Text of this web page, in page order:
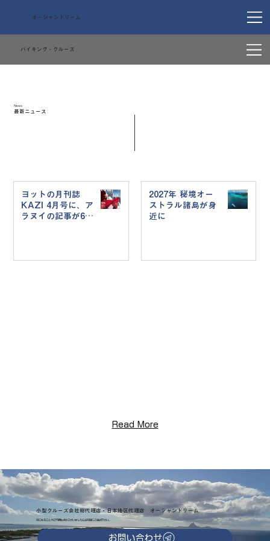
オーシャンドリーム
バイキング・クルーズ
News
最新ニュース
ヨットの月刊誌
KAZI 4月号に、ア
ラヌイの記事が6ペ
2027年 秘境オー
ストラル諸島が身
近に
Read More
小型クルーズ会社総代理店・日本地区代理店 オーシャンドリーム
気になることやご不明な点がございましたらお気軽にご連絡下さい。
お問い合わせ